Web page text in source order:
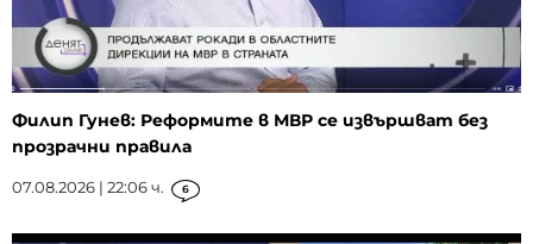
Филип Гунев: Реформите в МВР се извършват без
прозрачни правила
07.08.2026 | 22:06 ч. 6